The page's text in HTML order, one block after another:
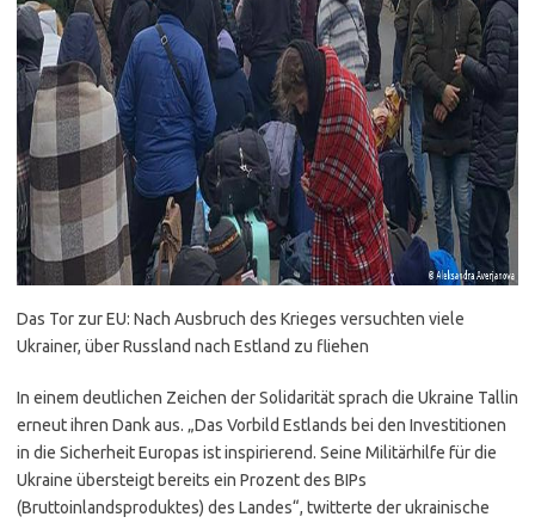
Das Tor zur EU: Nach Ausbruch des Krieges versuchten viele
Ukrainer, über Russland nach Estland zu fliehen
In einem deutlichen Zeichen der Solidarität sprach die Ukraine Tallin
erneut ihren Dank aus. „Das Vorbild Estlands bei den Investitionen
in die Sicherheit Europas ist inspirierend. Seine Militärhilfe für die
Ukraine übersteigt bereits ein Prozent des BIPs
(Bruttoinlandsproduktes) des Landes“, twitterte der ukrainische